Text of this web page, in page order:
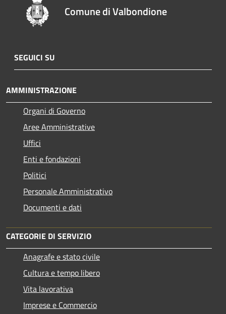
Comune di Valbondione
SEGUICI SU
AMMINISTRAZIONE
Organi di Governo
Aree Amministrative
Uffici
Enti e fondazioni
Politici
Personale Amministrativo
Documenti e dati
CATEGORIE DI SERVIZIO
Anagrafe e stato civile
Cultura e tempo libero
Vita lavorativa
Imprese e Commercio